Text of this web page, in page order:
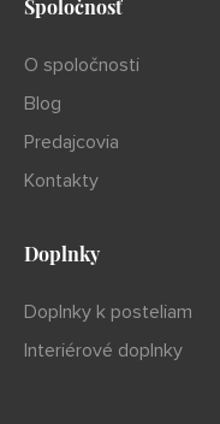
Spoločnosť
O spoločnosti
Blog
Predajcovia
Kontakty
Doplnky
Doplnky k posteliam
Interiérové doplnky